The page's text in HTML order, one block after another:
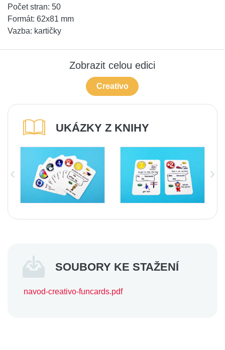
Počet stran: 50
Formát: 62x81 mm
Vazba: kartičky
Zobrazit celou edici
Creativo
UKÁZKY Z KNIHY
SOUBORY KE STAŽENÍ
navod-creativo-funcards.pdf